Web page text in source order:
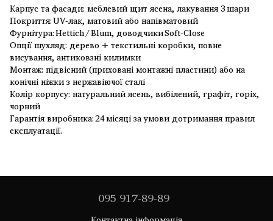
Карпус та фасади: меблевий щит ясена, лакування 3 шари
Покриття: UV‑лак, матовий або напівматовий
Фурнітура: Hettich / Blum, доводчики Soft‑Close
Опції шухляд: дерево + текстильні коробки, повне
висування, антиковзні килимки
Монтаж: підвісний (приховані монтажні пластини) або на
конічні ніжки з нержавіючої сталі
Колір корпусу: натуральний ясень, вибілений, графіт, горіх,
чорний
Гарантія виробника: 24 місяці за умови дотримання правил
експлуатації.
095 917-89-89